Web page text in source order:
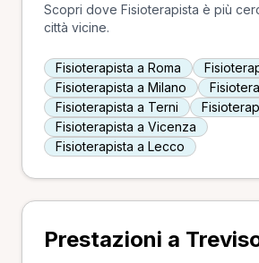
Scopri dove Fisioterapista è più
città vicine.
Fisioterapista a Roma
Fisioterapista a Milano
Fisioterapista a Terni
Fisioterapista a Vicenza
Fisioterapista a Lecco
Prestazioni a